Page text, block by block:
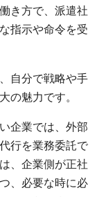
き方で、派遣社
指示や命令を受
自分で戦略や手
の魅力です。
企業では、外部
行を業務委託で
、企業側が正社
、必要な時に必